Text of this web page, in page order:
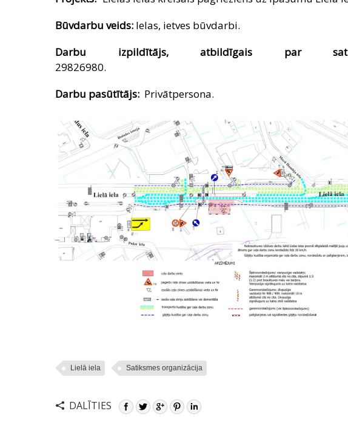
Būvdarbu veids: Ielas, ietves būvdarbi.
Darbu izpildītājs, atbildīgais par
Darbu pasūtītājs: Privātpersona.
Lielā iela Satiksmes organizācija
DALĪTIES